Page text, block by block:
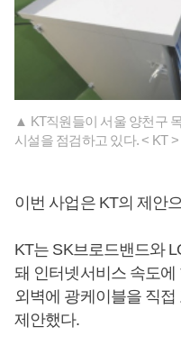
▲ KT직원들이 서울 양천구
시설을 점검하고 있다. < KT >
이번 사업은 KT의 제안
KT는 SK브로드밴드와
돼 인터넷서비스 속도
외벽에 광케이블을 직
제안했다.